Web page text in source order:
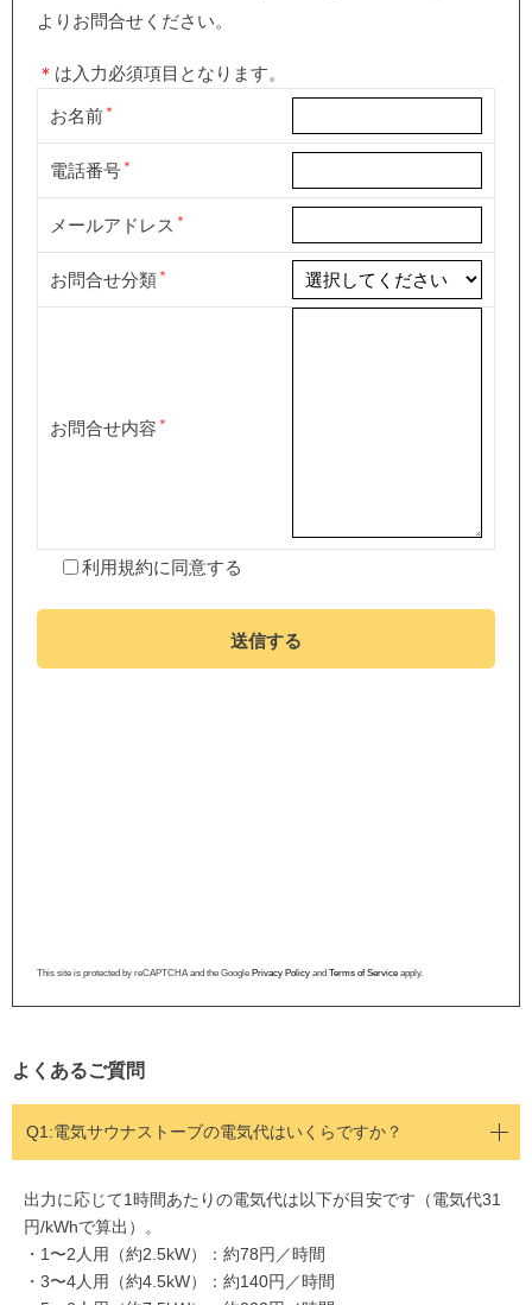
よりお問合せください。
＊ は入力必須項目となります。
お名前
電話番号
メールアドレス
お問合せ分類
お問合せ内容
利用規約に同意する
送信する
This site is protected by reCAPTCHA and the Google Privacy Policy and Terms of Service apply.
よくあるご質問
Q1:電気サウナストーブの電気代はいくらですか？
出力に応じて1時間あたりの電気代は以下が目安です（電気代31
円/kWhで算出）。
・1〜2人用（約2.5kW）：約78円／時間
・3〜4人用（約4.5kW）：約140円／時間